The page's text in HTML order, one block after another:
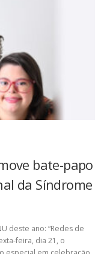
bate-papo
da Síndrome
deste ano: “Redes de
feira, dia 21, o